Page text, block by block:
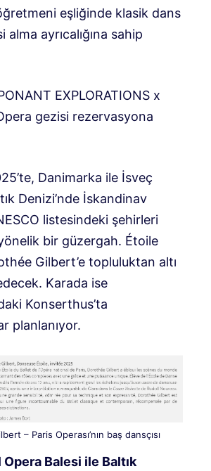
eşliğinde klasik dans
ayrıcalığına sahip
EXPLORATIONS x
gezisi rezervasyona
Danimarka ile İsveç
Denizi’nde İskandinav
listesindeki şehirleri
bir güzergah. Étoile
Gilbert’e topluluktan altı
Karada ise
Konserthus’ta
planlanıyor.
– Paris Operası’nın baş dansçısı
Opera Balesi ile Baltık